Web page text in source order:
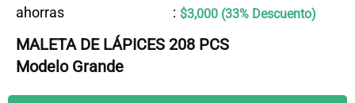
ahorras : $3,000 (33% Descuento)
MALETA DE LÁPICES 208 PCS
Modelo Grande